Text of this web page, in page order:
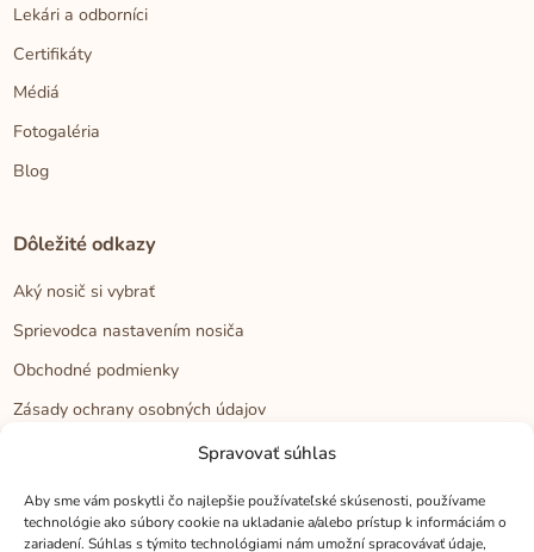
Spravovať súhlas
Aby sme vám poskytli čo najlepšie používateľské skúsenosti, používame
technológie ako súbory cookie na ukladanie a/alebo prístup k informáciám o
zariadení. Súhlas s týmito technológiami nám umožní spracovávať údaje,
Lekári a odborníci
Certifikáty
Médiá
Fotogaléria
Blog
Dôležité odkazy
Aký nosič si vybrať
Sprievodca nastavením nosiča
Obchodné podmienky
Zásady ochrany osobných údajov